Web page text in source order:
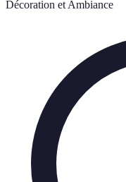
Décoration et Ambiance